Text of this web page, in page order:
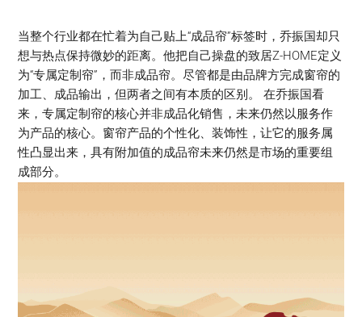
当整个行业都在忙着为自己贴上“成品帘”标签时，乔振国却只
想与热点保持微妙的距离。他把自己操盘的致居Z-HOME定义
为“专属定制帘”，而非成品帘。尽管都是由品牌方完成窗帘的
加工、成品输出，但两者之间有本质的区别。 在乔振国看
来，专属定制帘的核心并非成品化销售，未来仍然以服务作
为产品的核心。窗帘产品的个性化、装饰性，让它的服务属
性凸显出来，具有附加值的成品帘未来仍然是市场的重要组
成部分。